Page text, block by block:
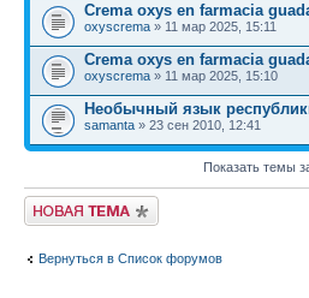
Crema oxys en farmacia
oxyscrema » 11 мар 2025, 15:11
Crema oxys en farmacia
oxyscrema » 11 мар 2025, 15:10
Необычный язык
samanta » 23 сен 2010, 12:41
Показать темы
Новая тема
Вернуться в Список форумов